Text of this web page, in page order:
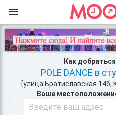
Как
POLE DANCE в
[улица Братиславская 14б,
Ваше